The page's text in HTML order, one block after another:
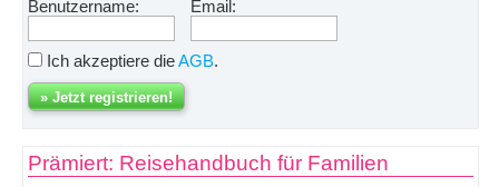
Benutzername: Email:
Ich akzeptiere dieAGB.
Prämiert: Reisehandbuch für Familien